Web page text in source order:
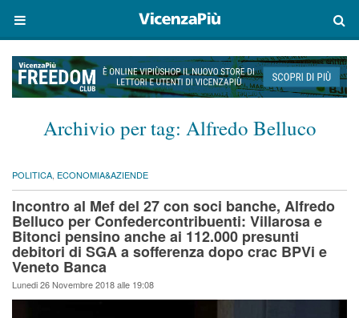
Archivio per tag: Alfredo Belluco
POLITICA, ECONOMIA&AZIENDE
Incontro al Mef del 27 con soci banche, Alfredo
Belluco per Confedercontribuenti: Villarosa e
Bitonci pensino anche ai 112.000 presunti
debitori di SGA a sofferenza dopo crac BPVi e
Veneto Banca
Lunedi 26 Novembre 2018 alle 19:08